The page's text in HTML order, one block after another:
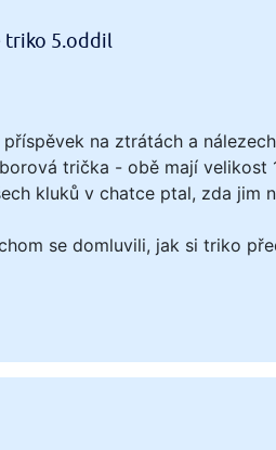
triko 5.oddil
na ztrátách a
trička - obě mají velikost
kluků v chatce ptal, zda jim
se domluvili, jak si triko